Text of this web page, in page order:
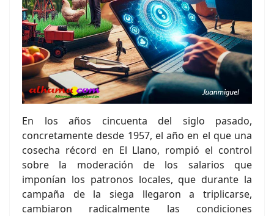
En los años cincuenta del siglo pasado,
concretamente desde 1957, el año en el que una
cosecha récord en El Llano, rompió el control
sobre la moderación de los salarios que
imponían los patronos locales, que durante la
campaña de la siega llegaron a triplicarse,
cambiaron radicalmente las condiciones